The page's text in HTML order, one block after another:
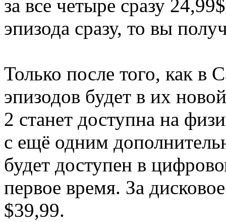
за все четыре сразу
эпизода сразу, то вы
Только после того, как в
эпизодов будет в их
2 станет доступна на
с ещё одним
будет доступен в
первое время. За
$39,99.